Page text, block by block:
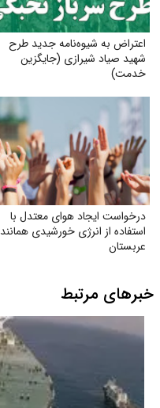
اعتراض به شیوه‌نامه جدید طرح
شهید صیاد شیرازی (جایگزین
خدمت)
درخواست ایجاد هوای معتدل با
استفاده از انرژی خورشیدی همانند
عربستان
خبرهای مرتبط